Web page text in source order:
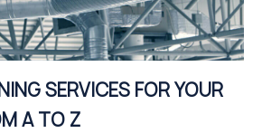
SERVICES FOR YOUR
A TO Z